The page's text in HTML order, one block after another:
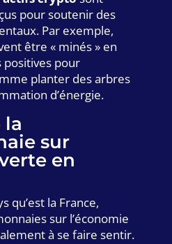
pour soutenir des
Par exemple,
être « minés » en
positives pour
planter des arbres
d’énergie.
la
sur
en
qu’est la France,
sur l’économie
à se faire sentir.